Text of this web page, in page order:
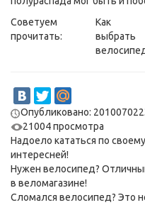
Советуем
прочитать:
Как
выбрать
Опубликовано:
21004 просмотра
Надоело кататься по
интересней!
Нужен велосипед?
в веломагазине!
Сломался велосипед? Это